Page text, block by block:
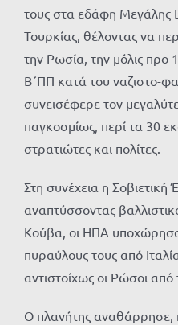
τους στα εδάφη Μεγάλης
Τουρκίας, θέλοντας να
την Ρωσία, την μόλις προ
Β΄ΠΠ κατά του ναζιστο-
συνεισέφερε τον
παγκοσμίως, περί τα 30
στρατιώτες και πολίτες.
Στη συνέχεια η
αναπτύσσοντας
Κούβα, οι ΗΠΑ
πυραύλους τους από
αντιστοίχως οι Ρώσοι
Ο πλανήτης αναθάρρησε,